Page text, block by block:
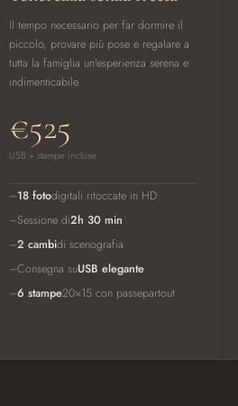
Il tempo necessario per far dormire il
piccolo, provare più pose e regalare a
tutta la famiglia un'esperienza serena e
indimenticabile.
€525
USB + stampe incluse
18 fotodigitali ritoccate in HD
Sessione di2h 30 min
2 cambidi scenografia
Consegna suUSB elegante
6 stampe20×15 con passepartout